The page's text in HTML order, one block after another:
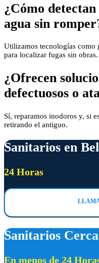
¿Cómo
agua sin
Utilizamos tecnologías como
para localizar fugas sin obras.
¿Ofrecen
defectuosos o
Sí, reparamos inodoros y, si
retirando el antiguo.
Sanitarios en
24 Horas
Sanitarios
En menos de 24